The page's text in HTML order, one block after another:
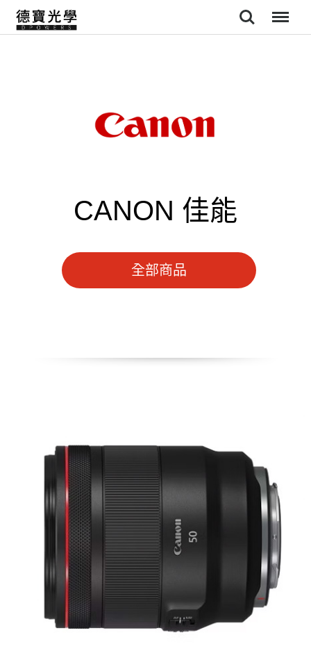
Search
CANON 佳能
全部商品